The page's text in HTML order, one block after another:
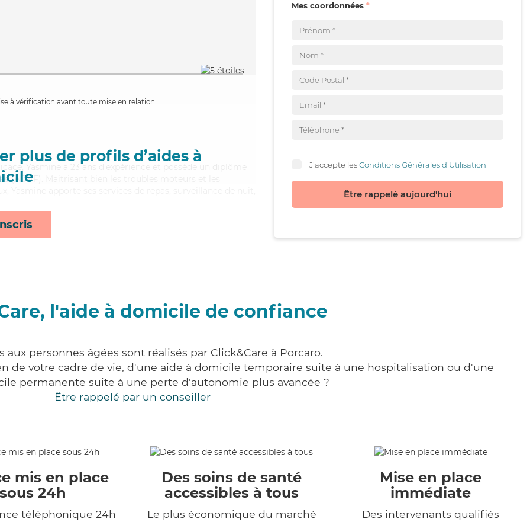
à vérification avant toute mise en relation
plus de profils d’aides à
Yasmine a 23 ans d'expérience et possède un diplôme
(ADVF). Maitrisant bien les troubles moteurs et les
Mes coordonnées
J'accepte lesConditions Générales d'Utilisation
Être rappelé aujourd'hui
l'aide à domicile de confiance
aux personnes âgées sont réalisés par Click&Care à Porcaro.
de votre cadre de vie, d'une aide à domicile temporaire suite à une hospitalisation ou d'une
permanente suite à une perte d'autonomie plus avancée ?
Être rappelé par un conseiller
mis en place
sous 24h
téléphonique 24h
Des soins de santé
accessibles à tous
Le plus économique du marché
Mise en place
immédiate
Des intervenants qualifiés